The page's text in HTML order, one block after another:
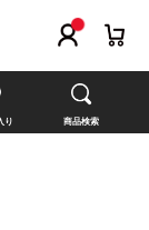
り 商品検索